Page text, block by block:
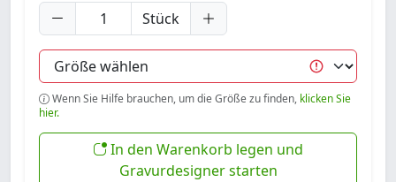
Stück
Wenn Sie Hilfe brauchen, um die Größe zu finden, klicken Sie
hier.
In den Warenkorb legen und
Gravurdesigner starten